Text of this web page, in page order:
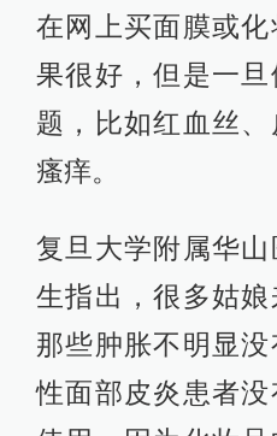
在网上买面膜或
果很好，但是一
题，比如红血丝、
瘙痒。
复旦大学附属华
生指出，很多姑
那些肿胀不明显
性面部皮炎患者